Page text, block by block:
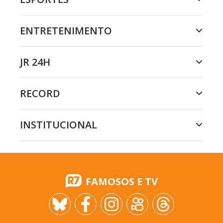
ENTRETENIMENTO
JR 24H
RECORD
INSTITUCIONAL
FAMOSOS E TV